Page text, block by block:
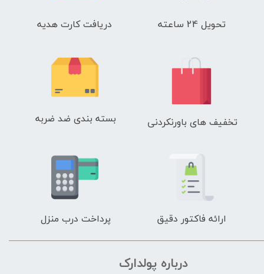
تحویل 24 ساعته دریافت کارت هدیه
تخفیف های باورنکردنی بسته بندی ضد ضربه
ارائه فاکتور دقیق پرداخت درب منزل
درباره پولدارک